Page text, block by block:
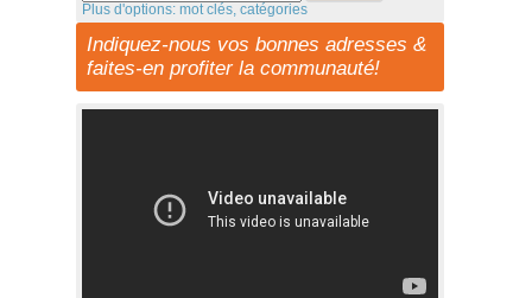
Plus d'options: mot clés, catégories
Indiquez-nous vos bonnes adresses &
faites-en profiter la communauté!